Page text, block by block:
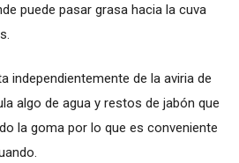
puede pasar grasa hacia la cuva
independientemente de la aviria de
algo de agua y restos de jabón que
la goma por lo que es conveniente